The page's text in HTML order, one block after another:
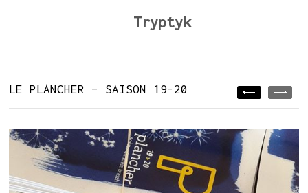
Tryptyk
LE PLANCHER – SAISON 19-20